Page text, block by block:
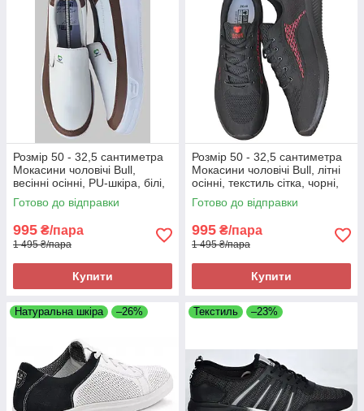
Розмір 50 - 32,5 сантиметра
Мокасини чоловічі Bull,
весінні осінні, PU-шкіра, білі,
на підошві з піни, легкі і
зручні
Готово до відправки
995 ₴/пара
1 495 ₴/пара
Купити
Розмір 50 - 32,5 сантиметра
Мокасини чоловічі Bull, літні
осінні, текстиль сітка, чорні,
на підошві з піни, легкі і
зручні
Готово до відправки
995 ₴/пара
1 495 ₴/пара
Купити
Натуральна шкіра –26% Текстиль –23%